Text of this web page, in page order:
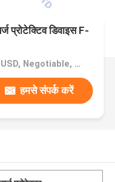
प्रोटेक्टिव डिवाइस F-
मूल्य：USD, Negotiable, unit
हमसे संपर्क करें